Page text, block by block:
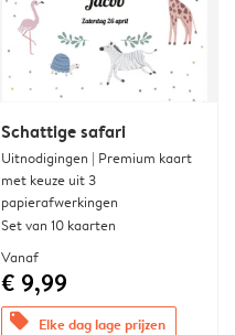
Schattige safari
Uitnodigingen | Premium kaart
met keuze uit 3
papierafwerkingen
Set van 10 kaarten
Vanaf
€ 9,99
offers Elke dag lage prijzen